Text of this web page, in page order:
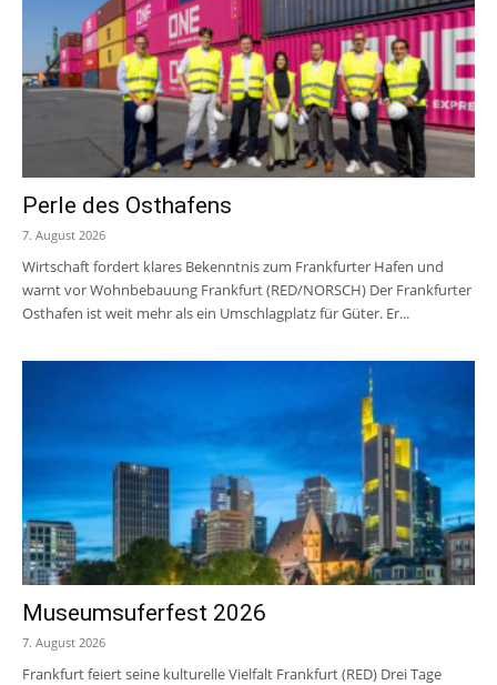
Perle des Osthafens
7. August 2026
Wirtschaft fordert klares Bekenntnis zum Frankfurter Hafen und
warnt vor Wohnbebauung Frankfurt (RED/NORSCH) Der Frankfurter
Osthafen ist weit mehr als ein Umschlagplatz für Güter. Er...
Museumsuferfest 2026
7. August 2026
Frankfurt feiert seine kulturelle Vielfalt Frankfurt (RED) Drei Tage